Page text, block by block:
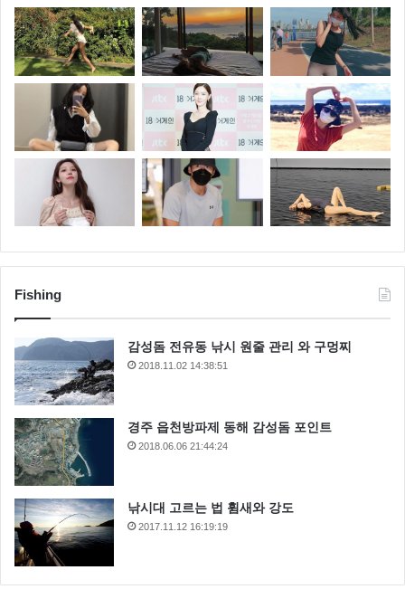
Fishing
감성돔 전유동 낚시 원줄 관리 와 구멍찌
2018.11.02 14:38:51
경주 읍천방파제 동해 감성돔 포인트
2018.06.06 21:44:24
낚시대 고르는 법 휨새와 강도
2017.11.12 16:19:19